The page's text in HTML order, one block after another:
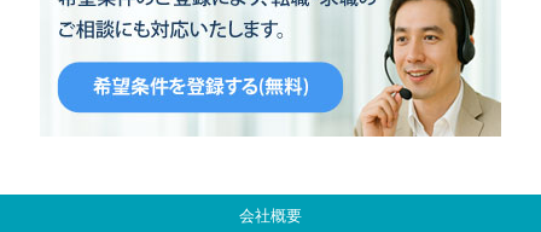
会社概要